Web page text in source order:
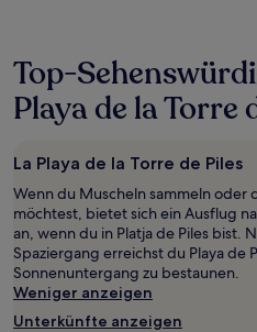
letzten
24 Stunden
für
einen
mit
1 Übernachtung
von
2 Erwachsenen
gefunden
wurde.
Preise
und
Verfügbarkeiten
Top-
Playa de la Torre
La Playa de la Torre de Piles
Wenn du Muscheln sammeln oder
möchtest, bietet sich ein Ausflug
an, wenn du in Platja de Piles bist.
Spaziergang erreichst du Playa de
Sonnenuntergang zu bestaunen.
Weniger anzeigen
Unterkünfte anzeigen